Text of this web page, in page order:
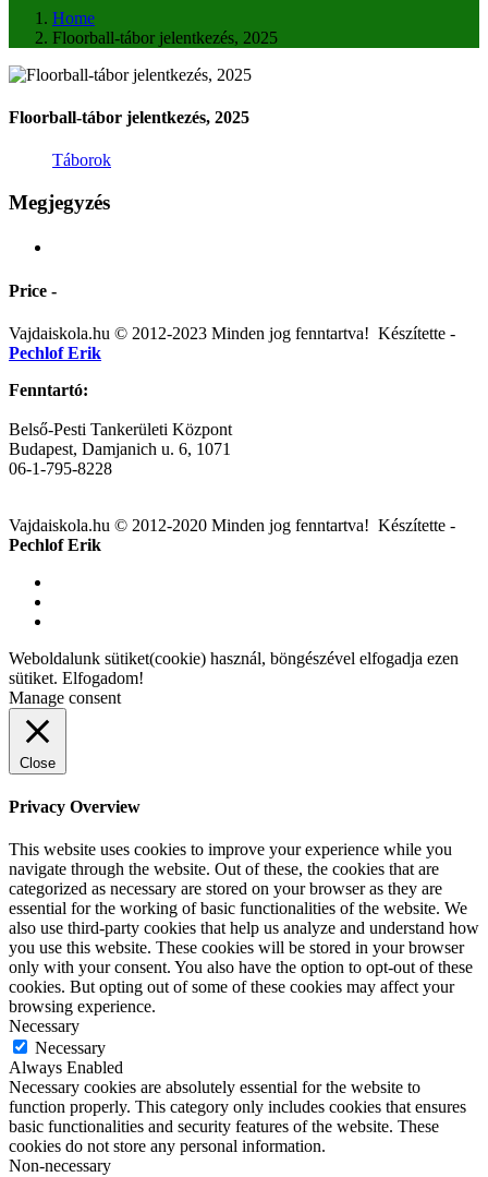
Home
Floorball-tábor jelentkezés, 2025
Floorball-tábor jelentkezés, 2025
Táborok
Megjegyzés
Price -
Vajdaiskola.hu © 2012-2023 Minden jog fenntartva! ‎‎‏‏‎ ‎Készítette -
Pechlof Erik
Fenntartó:
Belső-Pesti Tankerületi Központ
Budapest, Damjanich u. 6, 1071
06-1-795-8228
Vajdaiskola.hu © 2012-2020 Minden jog fenntartva! ‎‎‏‏‎ ‎Készítette -
Pechlof Erik
Weboldalunk sütiket(cookie) használ, böngészével elfogadja ezen
sütiket. Elfogadom!
Manage consent
Close
Privacy Overview
This website uses cookies to improve your experience while you
navigate through the website. Out of these, the cookies that are
categorized as necessary are stored on your browser as they are
essential for the working of basic functionalities of the website. We
also use third-party cookies that help us analyze and understand how
you use this website. These cookies will be stored in your browser
only with your consent. You also have the option to opt-out of these
cookies. But opting out of some of these cookies may affect your
browsing experience.
Necessary
Necessary
Always Enabled
Necessary cookies are absolutely essential for the website to
function properly. This category only includes cookies that ensures
basic functionalities and security features of the website. These
cookies do not store any personal information.
Non-necessary